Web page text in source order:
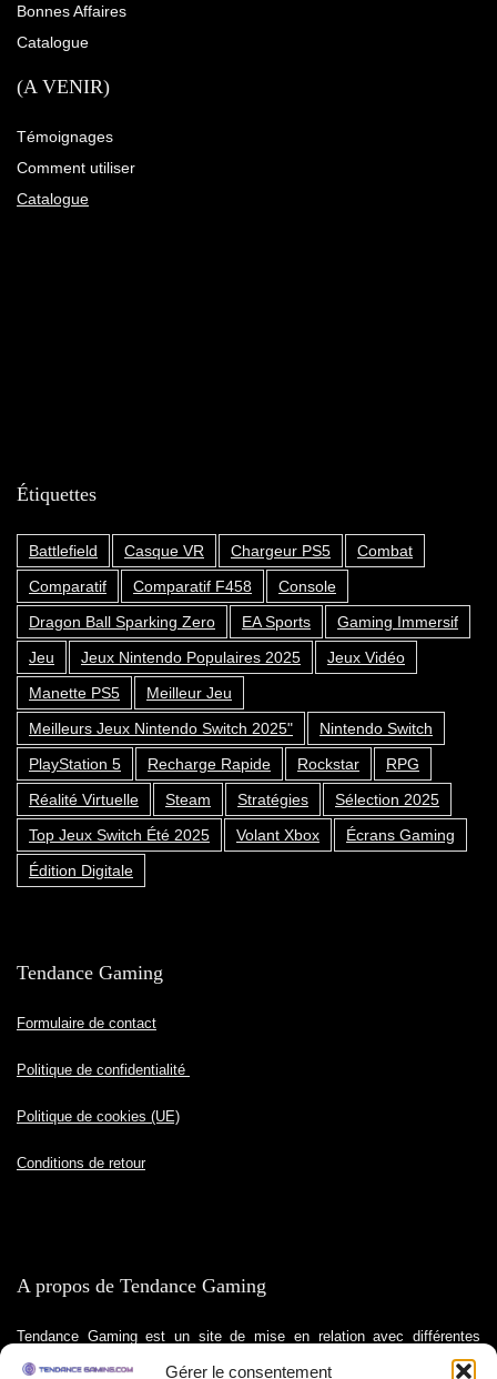
Gérer le consentement
Bonnes Affaires
Catalogue
(A VENIR)
Témoignages
Comment utiliser
Catalogue
Étiquettes
Battlefield Casque VR Chargeur PS5
Combat
Comparatif
Comparatif F458
Console
Dragon Ball Sparking Zero
EA Sports
Gaming Immersif
Jeu
Jeux Nintendo Populaires 2025
Jeux Vidéo
Manette PS5
Meilleur Jeu
Meilleurs Jeux Nintendo Switch 2025"
Nintendo Switch
PlayStation 5
Recharge Rapide Rockstar
RPG
Réalité Virtuelle
Steam Stratégies
Sélection 2025
Top Jeux Switch Été 2025
Volant Xbox
Écrans Gaming
Édition Digitale
Tendance Gaming
Formulaire de contact
Politique de confidentialité
Politique de cookies (UE)
Conditions de retour
A propos de Tendance Gaming
Tendance Gaming est un site de mise en relation avec différentes
boutiques partenaires et décline toute responsabilité en cas de